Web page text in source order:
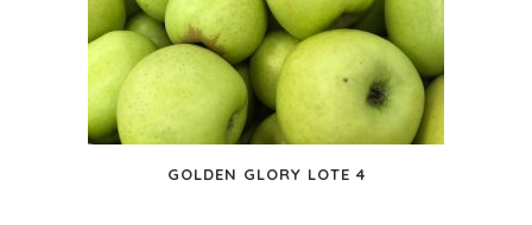
GOLDEN GLORY LOTE 4